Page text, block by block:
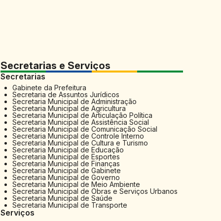
Secretarias e Serviços
Secretarias
Gabinete da Prefeitura
Secretaria de Assuntos Jurídicos
Secretaria Municipal de Administração
Secretaria Municipal de Agricultura
Secretaria Municipal de Articulação Política
Secretaria Municipal de Assistência Social
Secretaria Municipal de Comunicação Social
Secretaria Municipal de Controle Interno
Secretaria Municipal de Cultura e Turismo
Secretaria Municipal de Educação
Secretaria Municipal de Esportes
Secretaria Municipal de Finanças
Secretaria Municipal de Gabinete
Secretaria Municipal de Governo
Secretaria Municipal de Meio Ambiente
Secretaria Municipal de Obras e Serviços Urbanos
Secretaria Municipal de Saúde
Secretaria Municipal de Transporte
Serviços